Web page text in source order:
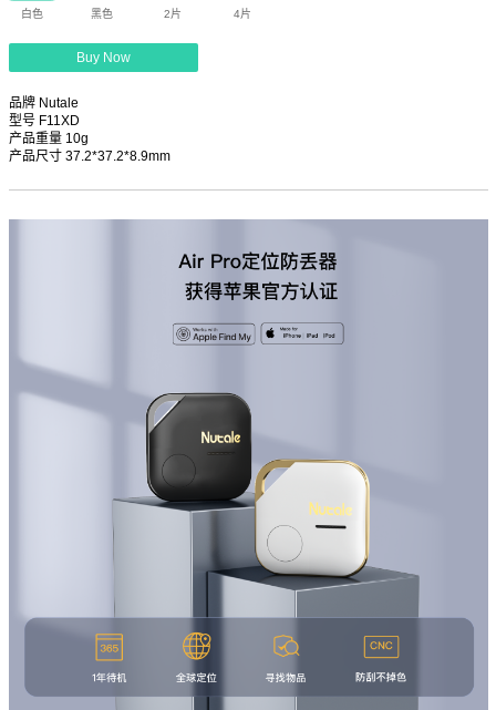
白色 黑色 2片 4片
Buy Now
品牌 Nutale
型号 F11XD
产品重量 10g
产品尺寸 37.2*37.2*8.9mm